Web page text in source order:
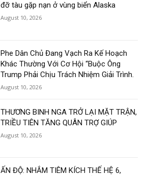
đỡ tàu gặp nạn ở vùng biển Alaska
August 10, 2026
Phe Dân Chủ Đang Vạch Ra Kế Hoạch
Khác Thường Với Cơ Hội “Buộc Ông
Trump Phải Chịu Trách Nhiệm Giải Trình.
August 10, 2026
THƯƠNG BINH NGA TRỞ LẠI MẶT TRẬN,
TRIỀU TIÊN TĂNG QUÂN TRỢ GIÚP
August 10, 2026
ẤN ĐỘ: NHẮM TIÊM KÍCH THẾ HỆ 6,